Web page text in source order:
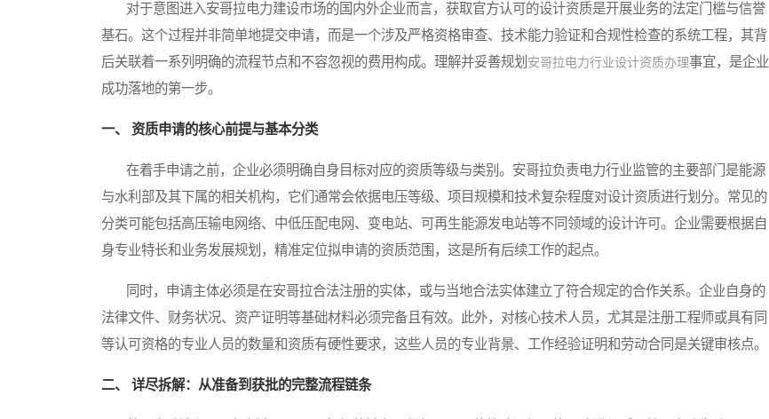
对于意图进入安哥拉电力建设市场的国内外企业而言，获取官方认可的设计资质是开展业务的法定门槛与信誉
基石。这个过程并非简单地提交申请，而是一个涉及严格资格审查、技术能力验证和合规性检查的系统工程，其背
后关联着一系列明确的流程节点和不容忽视的费用构成。理解并妥善规划 安哥拉电力行业设计资质办理事宜，是企业
成功落地的第一步。
一、 资质申请的核心前提与基本分类
在着手申请之前，企业必须明确自身目标对应的资质等级与类别。安哥拉负责电力行业监管的主要部门是能源
与水利部及其下属的相关机构，它们通常会依据电压等级、项目规模和技术复杂程度对设计资质进行划分。常见的
分类可能包括高压输电网络、中低压配电网、变电站、可再生能源发电站等不同领域的设计许可。企业需要根据自
身专业特长和业务发展规划，精准定位拟申请的资质范围，这是所有后续工作的起点。
同时，申请主体必须是在安哥拉合法注册的实体，或与当地合法实体建立了符合规定的合作关系。企业自身的
法律文件、财务状况、资产证明等基础材料必须完备且有效。此外，对核心技术人员，尤其是注册工程师或具有同
等认可资格的专业人员的数量和资质有硬性要求，这些人员的专业背景、工作经验证明和劳动合同是关键审核点。
二、 详尽拆解：从准备到获批的完整流程链条